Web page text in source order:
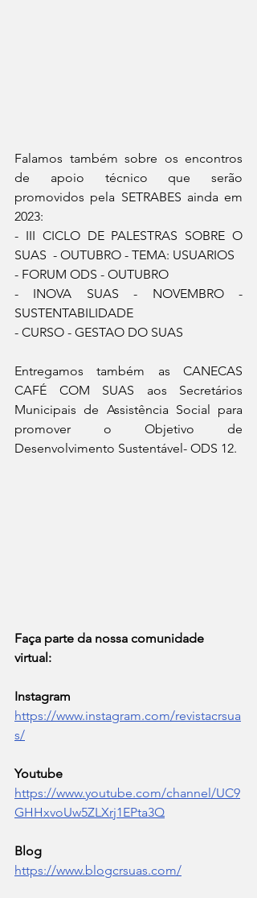
Falamos também sobre os encontros
de apoio técnico que serão
promovidos pela SETRABES ainda em
2023:
- III CICLO DE PALESTRAS SOBRE O
SUAS  - OUTUBRO - TEMA: USUARIOS
- FORUM ODS - OUTUBRO
- INOVA SUAS - NOVEMBRO -
SUSTENTABILIDADE
- CURSO - GESTAO DO SUAS
Entregamos também as CANECAS
CAFÉ COM SUAS aos Secretários
Municipais de Assistência Social para
promover o Objetivo de
Desenvolvimento Sustentável- ODS 12.
Faça parte da nossa comunidade
virtual:
Instagram
https://www.instagram.com/revistacrsua
s/
Youtube
https://www.youtube.com/channel/UC9
GHHxvoUw5ZLXrj1EPta3Q
Blog
https://www.blogcrsuas.com/